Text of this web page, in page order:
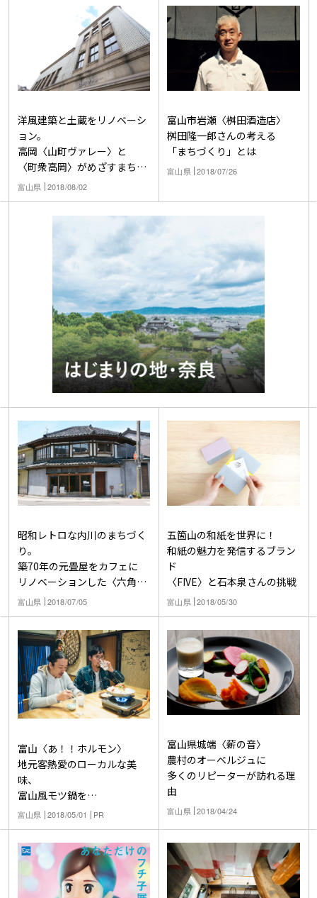
洋風建築と土蔵をリノベーシ
ョン。
高岡〈山町ヴァレー〉と
〈町衆高岡〉がめざすまちづ
くり
富山県 2018/08/02
富山市岩瀬〈桝田酒造店〉
桝田隆一郎さんの考える
「まちづくり」とは
富山県 2018/07/26
昭和レトロな内川のまちづく
り。
築70年の元畳屋をカフェに
リノベーションした〈六角
堂〉
富山県 2018/07/05
五箇山の和紙を世界に！
和紙の魅力を発信するブラン
ド
〈FIVE〉と石本泉さんの挑戦
富山県 2018/05/30
富山〈あ！！ホルモン〉
地元客熱愛のローカルな美
味、
富山風モツ鍋を
麦焼酎の水割りで
富山県 2018/05/01 PR
富山県城端〈薪の音〉
農村のオーベルジュに
多くのリピーターが訪れる理
由
富山県 2018/04/24